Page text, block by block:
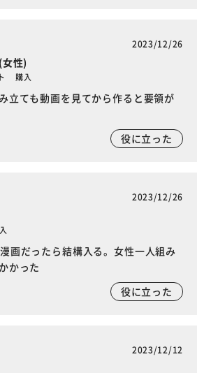
2023/12/26
性)
ト 購入
立ても動画を見てから作ると要領が
役に立った
2023/12/26
画だったら結構入る。女性一人組み
かった
役に立った
2023/12/12